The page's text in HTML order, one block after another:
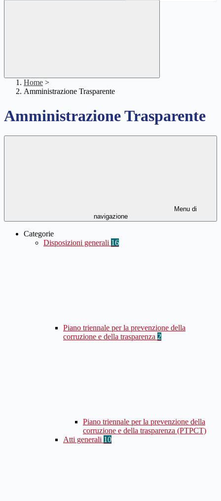
Home >
Amministrazione Trasparente
Amministrazione Trasparente
Menu di
navigazione
Categorie
Disposizioni generali 16
Piano triennale per la prevenzione della
corruzione e della trasparenza 2
Piano triennale per la prevenzione della
corruzione e della trasparenza (PTPCT)
Atti generali 10